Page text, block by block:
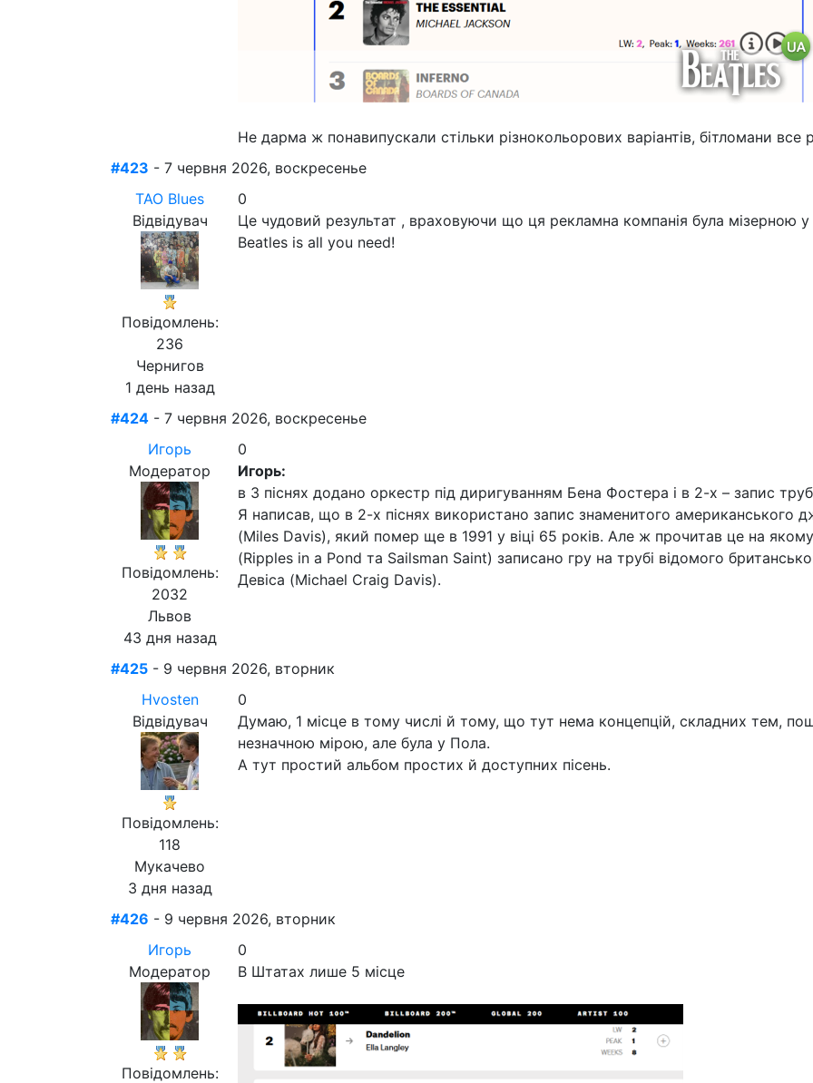
Не дарма ж понавипускали стільки різнокольорових варіантів, бітломани все
#423 - 7 червня 2026, воскресенье
ТАО Blues
Відвідувач
Повідомлень:
236
Чернигов
1 день назад
0
Це чудовий результат , враховуючи що ця рекламна компанія була мізерною у
Beatles is all you need!
#424 - 7 червня 2026, воскресенье
Игорь
Модератор
Повідомлень:
2032
Львов
43 дня назад
0
Игорь:
в 3 піснях додано оркестр під диригуванням Бена Фостера і в 2-х – запис
Я написав, що в 2-х піснях використано запис знаменитого американського
(Miles Davis), який помер ще в 1991 у віці 65 років. Але ж прочитав це на
(Ripples in a Pond та Sailsman Saint) записано гру на трубі відомого
Девіса (Michael Craig Davis).
#425 - 9 червня 2026, вторник
Hvosten
Відвідувач
Повідомлень:
118
Мукачево
3 дня назад
0
Думаю, 1 місце в тому числі й тому, що тут нема концепцій, складних тем,
незначною мірою, але була у Пола.
А тут простий альбом простих й доступних пісень.
#426 - 9 червня 2026, вторник
Игорь
Модератор
Повідомлень:
0
В Штатах лише 5 місце